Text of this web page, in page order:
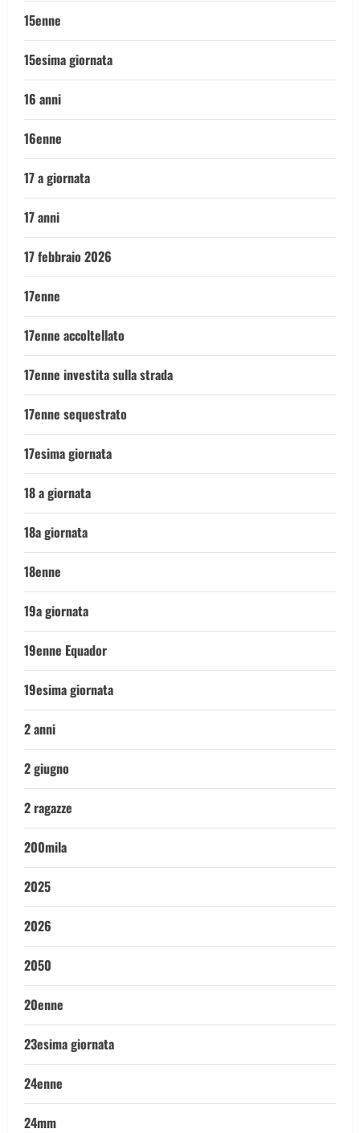
15enne
15esima giornata
16 anni
16enne
17 a giornata
17 anni
17 febbraio 2026
17enne
17enne accoltellato
17enne investita sulla strada
17enne sequestrato
17esima giornata
18 a giornata
18a giornata
18enne
19a giornata
19enne Equador
19esima giornata
2 anni
2 giugno
2 ragazze
200mila
2025
2026
2050
20enne
23esima giornata
24enne
24mm